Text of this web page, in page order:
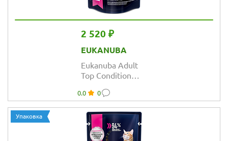
2 520 ₽
EUKANUBA
Eukanuba Adult
Top Condition
из курицы в
соусе для
взрослых кошек
0.0 0
Упаковка